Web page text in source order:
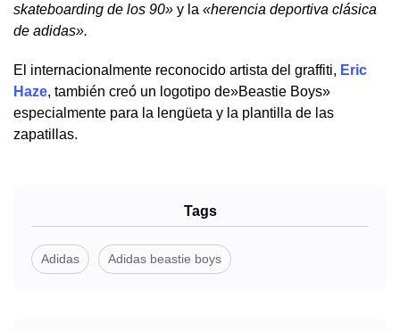
skateboarding de los 90» y la «herencia deportiva clásica
de adidas».
El internacionalmente reconocido artista del graffiti, Eric
Haze, también creó un logotipo de»Beastie Boys»
especialmente para la lengüeta y la plantilla de las
zapatillas.
Tags
Adidas Adidas beastie boys